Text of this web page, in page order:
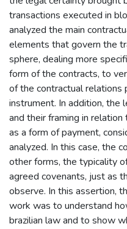
transactions executed in
analyzed the main
elements that govern the
sphere, dealing more
form of the contracts, to
of the contractual relations
instrument. In addition, the
and their framing in
as a form of payment,
analyzed. In this case, the
other forms, the typicality
agreed covenants, just as
observe. In this assertion,
work was to understand
brazilian law and to show